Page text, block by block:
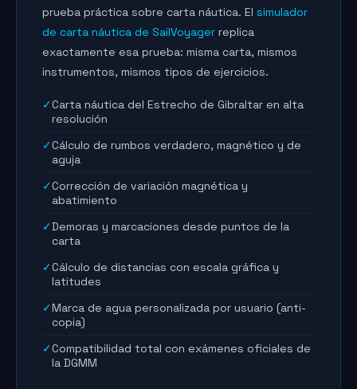
prueba práctica sobre carta náutica. El simulador
de carta náutica de SailVoyager replica
exactamente esa prueba: misma carta, mismos
instrumentos, mismos tipos de ejercicios.
✓Carta náutica del Estrecho de Gibraltar en alta
resolución
✓Cálculo de rumbos verdadero, magnético y de
aguja
✓Corrección de variación magnética y
abatimiento
✓Demoras y marcaciones desde puntos de la
carta
✓Cálculo de distancias con escala gráfica y
latitudes
✓Marca de agua personalizada por usuario (anti-
copia)
✓Compatibilidad total con exámenes oficiales de
la DGMM